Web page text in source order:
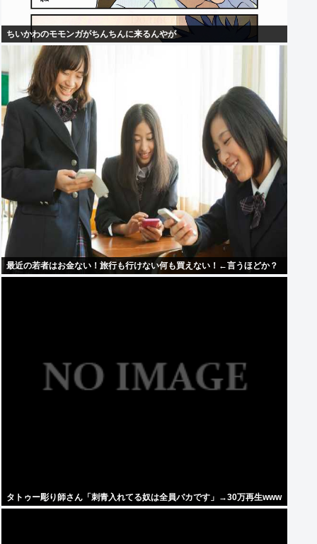
ちいかわのモモンガがちんちんに来るんやが
最近の若者はお金ない！旅行も行けない何も買えない！←言うほどか？
タトゥー彫り師さん「刺青入れてる奴は全員バカです」→30万再生www